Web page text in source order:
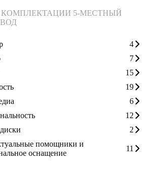
5-МЕСТНЫЙ
4
7
15
19
6
12
2
помощники и
оснащение
11